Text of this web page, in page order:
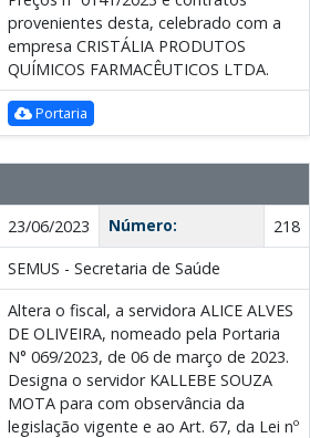
provenientes desta, celebrado com a
empresa CRISTÁLIA PRODUTOS
QUÍMICOS FARMACÊUTICOS LTDA.
Portaria
23/06/2023 Número:
218
SEMUS - Secretaria de Saúde
Altera o fiscal, a servidora ALICE ALVES
DE OLIVEIRA, nomeado pela Portaria
N° 069/2023, de 06 de março de 2023.
Designa o servidor KALLEBE SOUZA
MOTA para com observância da
legislação vigente e ao Art. 67, da Lei nº